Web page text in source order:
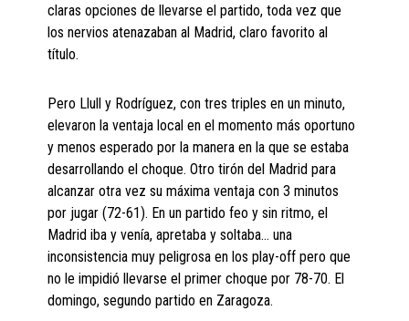
claras opciones de llevarse el partido, toda vez que
los nervios atenazaban al Madrid, claro favorito al
título.
Pero Llull y Rodríguez, con tres triples en un minuto,
elevaron la ventaja local en el momento más oportuno
y menos esperado por la manera en la que se estaba
desarrollando el choque. Otro tirón del Madrid para
alcanzar otra vez su máxima ventaja con 3 minutos
por jugar (72-61). En un partido feo y sin ritmo, el
Madrid iba y venía, apretaba y soltaba… una
inconsistencia muy peligrosa en los play-off pero que
no le impidió llevarse el primer choque por 78-70. El
domingo, segundo partido en Zaragoza.